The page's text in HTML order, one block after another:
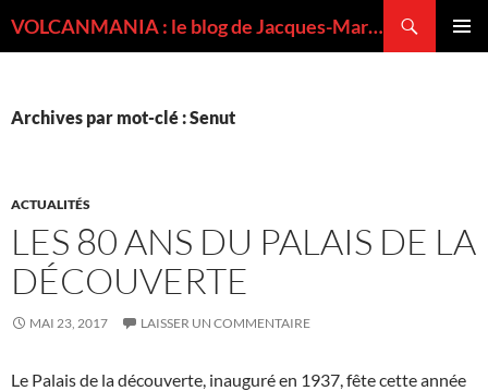
VOLCANMANIA : le blog de Jacques-Marie BARDINTZEFF, volcanologue
Archives par mot-clé : Senut
ACTUALITÉS
LES 80 ANS DU PALAIS DE LA
DÉCOUVERTE
MAI 23, 2017 LAISSER UN COMMENTAIRE
Le Palais de la découverte, inauguré en 1937, fête cette année